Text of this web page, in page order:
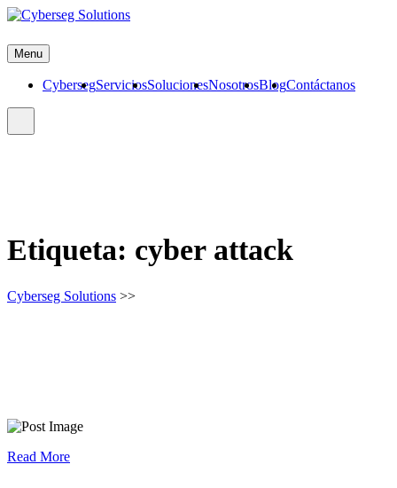
Skip
content
Menu
CybersegServiciosSolucionesNosotrosBlogContáctanos
Etiqueta: cyber attack
Cyberseg Solutions >>
Read More